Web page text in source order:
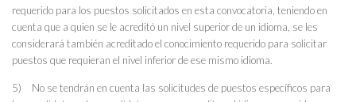
requerido para los puestos solicitados en esta convocatoria, teniendo en
cuenta que a quien se le acreditó un nivel superior de un idioma, se les
considerará también acreditado el conocimiento requerido para solicitar
puestos que requieran el nivel inferior de ese mismo idioma.
5) No se tendrán en cuenta las solicitudes de puestos específicos para